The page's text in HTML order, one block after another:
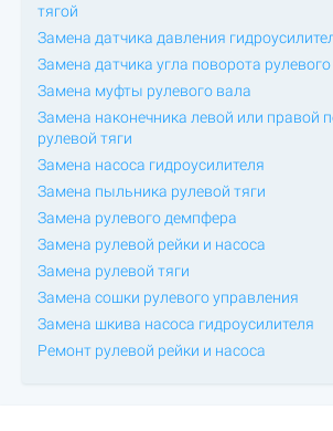
тягой
Замена датчика давления
Замена датчика угла поворота рулевого
Замена муфты рулевого вала
Замена наконечника левой или правой
рулевой тяги
Замена насоса гидроусилителя
Замена пыльника рулевой тяги
Замена рулевого демпфера
Замена рулевой рейки и насоса
Замена рулевой тяги
Замена сошки рулевого управления
Замена шкива насоса гидроусилителя
Ремонт рулевой рейки и насоса